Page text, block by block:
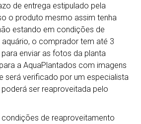
de entrega estipulado pela
o produto mesmo assim tenha
estando em condições de
o comprador tem até 3
enviar as fotos da planta
a AquaPlantados com imagens
será verificado por um especialista
ser reaproveitada pelo
condições de reaproveitamento